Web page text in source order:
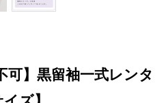
可】黒留袖一式レンタ